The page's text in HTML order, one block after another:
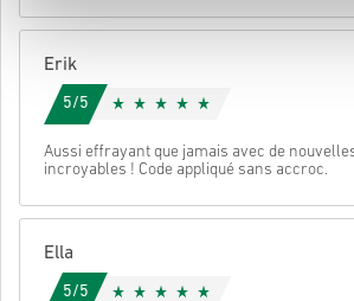
accéder à ton code.
Erik
5/5
Aussi effrayant que jamais avec de
incroyables ! Code appliqué sans accroc.
Ella
5/5